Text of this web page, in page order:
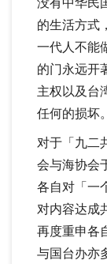
没有中华民
的生活方式
一代人不能
的门永远开
主权以及台
任何的损坏
对于「九二
会与海协会
各自对「一
对内容达成
再度重申各
与国台办亦